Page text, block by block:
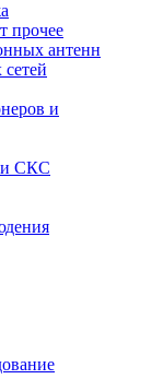
прочее
антенн
и
и СКС